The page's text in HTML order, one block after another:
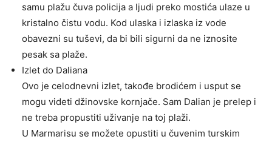
samu plažu čuva policija a ljudi preko mostića ulaze u
kristalno čistu vodu. Kod ulaska i izlaska iz vode
obavezni su tuševi, da bi bili sigurni da ne iznosite
pesak sa plaže.
Izlet do Daliana
Ovo je celodnevni izlet, takođe brodićem i usput se
mogu videti džinovske kornjače. Sam Dalian je prelep i
ne treba propustiti uživanje na toj plaži.
U Marmarisu se možete opustiti u čuvenim turskim